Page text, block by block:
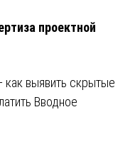
проектной
как выявить скрытые
Вводное